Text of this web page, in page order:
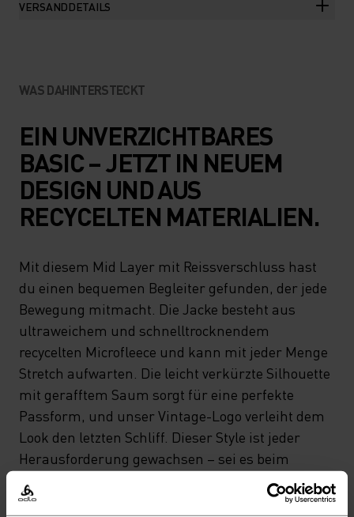
VERSANDDETAILS
WAS DAHINTERSTECKT
EIN UNVERZICHTBARES
BASIC – JETZT IN NEUEM
DESIGN UND AUS
RECYCELTEN MATERIALIEN.
Mit diesem Mid Layer mit Reissverschluss hast
du einen bequemen Begleiter gefunden, der jede
Bewegung mitmacht. Die Jacke besteht aus
ultraweichem und schnelltrocknendem
recycelten Microfleece und kann mit jeder Menge
Stretch aufwarten. Die leicht verkürzte Silhouette
mit gerafftem Saum sorgt für eine perfekte
Passform, und unser Vintage-Logo verleiht dem
Look den letzten Schliff. Dieser Style ist jeder
Herausforderung gewachsen – sei es beim
Laufen oder Wandern, in der Loipe oder auf
Skitouren. Vielseitiger geht’s nicht.